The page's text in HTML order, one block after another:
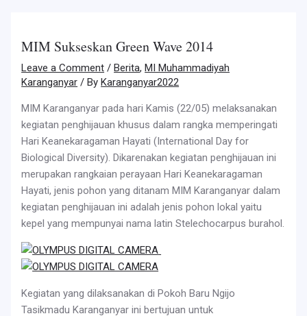
MIM Sukseskan Green Wave 2014
Leave a Comment /Berita,MI Muhammadiyah
Karanganyar / ByKaranganyar2022
MIM Karanganyar pada hari Kamis (22/05) melaksanakan
kegiatan penghijauan khusus dalam rangka memperingati
Hari Keanekaragaman Hayati (International Day for
Biological Diversity). Dikarenakan kegiatan penghijauan ini
merupakan rangkaian perayaan Hari Keanekaragaman
Hayati, jenis pohon yang ditanam MIM Karanganyar dalam
kegiatan penghijauan ini adalah jenis pohon lokal yaitu
kepel yang mempunyai nama latin Stelechocarpus burahol.
Kegiatan yang dilaksanakan di Pokoh Baru Ngijo
Tasikmadu Karanganyar ini bertujuan untuk